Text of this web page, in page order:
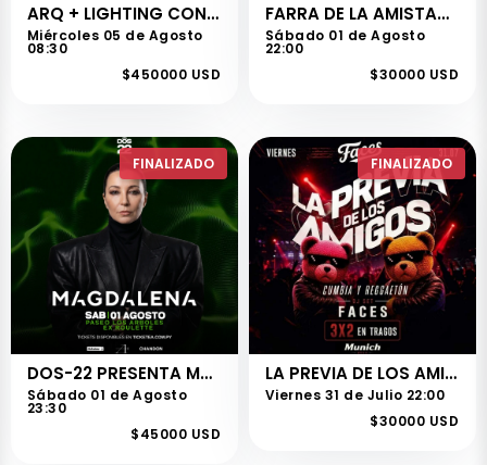
ARQ + LIGHTING CONGRESO DE INNOVACIÓN Y TENDENCIAS EN ILUMINACIÓN Y ARQUITECTURA
Miércoles 05 de Agosto
08:30
$450000 USD
FARRA DE LA AMISTAD - FACES
Sábado 01 de Agosto
22:00
$30000 USD
FINALIZADO
DOS-22 PRESENTA MAGDALENA "DIA DE LA AMISTAD"
Sábado 01 de Agosto
23:30
$45000 USD
FINALIZADO
LA PREVIA DE LOS AMIGOS - FACES
Viernes 31 de Julio 22:00
$30000 USD